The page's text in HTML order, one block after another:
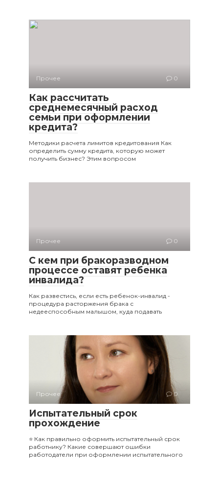
Прочее 0
Как рассчитать
среднемесячный расход
семьи при оформлении
кредита?
Методики расчета лимитов кредитования Как
определить сумму кредита, которую может
получить бизнес? Этим вопросом
Прочее 0
С кем при бракоразводном
процессе оставят ребенка
инвалида?
Как развестись, если есть ребенок-инвалид -
процедура расторжения брака с
недееспособным малышом, куда подавать
Прочее 0
Испытательный срок
прохождение
⭐ Как правильно оформить испытательный срок
работнику? Какие совершают ошибки
работодатели при оформлении испытательного